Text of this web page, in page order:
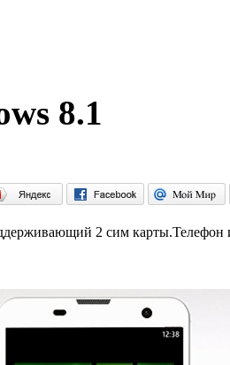
8.1
2 сим карты.Телефон